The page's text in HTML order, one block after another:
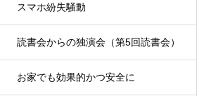
スマホ紛失騒動
読書会からの独演会（第5回読書会）
お家でも効果的かつ安全に